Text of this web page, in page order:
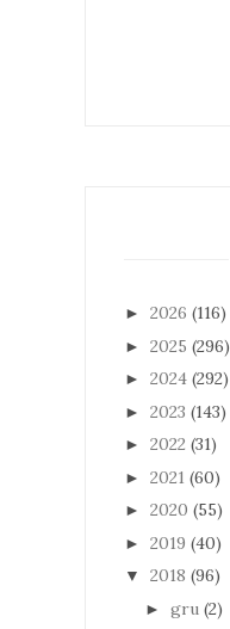
► 2026 (116)
► 2025 (296)
► 2024 (292)
► 2023 (143)
► 2022 (31)
► 2021 (60)
► 2020 (55)
► 2019 (40)
▼ 2018 (96)
► gru (2)